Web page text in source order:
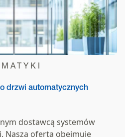
drzwi automatycznych
dostawcą systemów
Nasza oferta obejmuje